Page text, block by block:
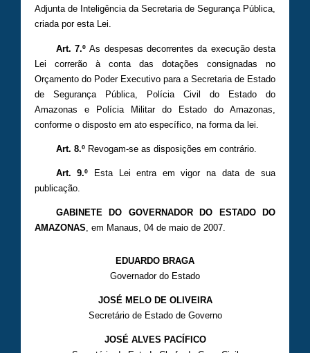
Adjunta de Inteligência da Secretaria de Segurança Pública,
criada por esta Lei.
Art. 7.º As despesas decorrentes da execução desta
Lei correrão à conta das dotações consignadas no
Orçamento do Poder Executivo para a Secretaria de Estado
de Segurança Pública, Polícia Civil do Estado do
Amazonas e Polícia Militar do Estado do Amazonas,
conforme o disposto em ato específico, na forma da lei.
Art. 8.ºRevogam-se as disposições em contrário.
Art. 9.º Esta Lei entra em vigor na data de sua
publicação.
GABINETE DO GOVERNADOR DO ESTADO DO
AMAZONAS , em Manaus, 04 de maio de 2007.
EDUARDO BRAGA
Governador do Estado
JOSÉ MELO DE OLIVEIRA
Secretário de Estado de Governo
JOSÉ ALVES PACÍFICO